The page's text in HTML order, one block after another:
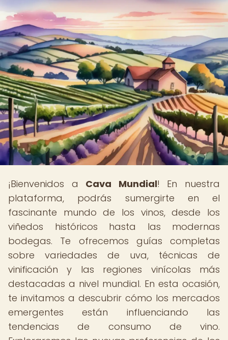
¡Bienvenidos a Cava Mundial! En nuestra
plataforma, podrás sumergirte en el
fascinante mundo de los vinos, desde los
viñedos históricos hasta las modernas
bodegas. Te ofrecemos guías completas
sobre variedades de uva, técnicas de
vinificación y las regiones vinícolas más
destacadas a nivel mundial. En esta ocasión,
te invitamos a descubrir cómo los mercados
emergentes están influenciando las
tendencias de consumo de vino.